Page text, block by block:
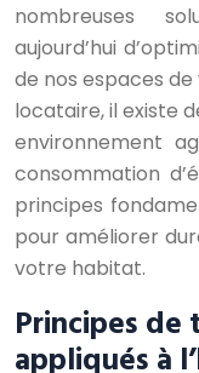
nombreuses
aujourd’hui
de nos espaces
locataire, il existe
environnement
consommation
principes
pour améliorer
votre habitat.
Principes
appliqués à